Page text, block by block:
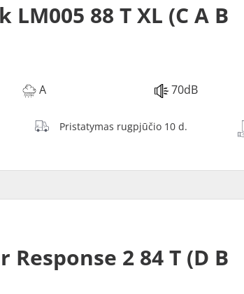
LM005 88 T XL (C A B
A 70dB
Pristatymas rugpjūčio 10 d.
2 84 T (D B